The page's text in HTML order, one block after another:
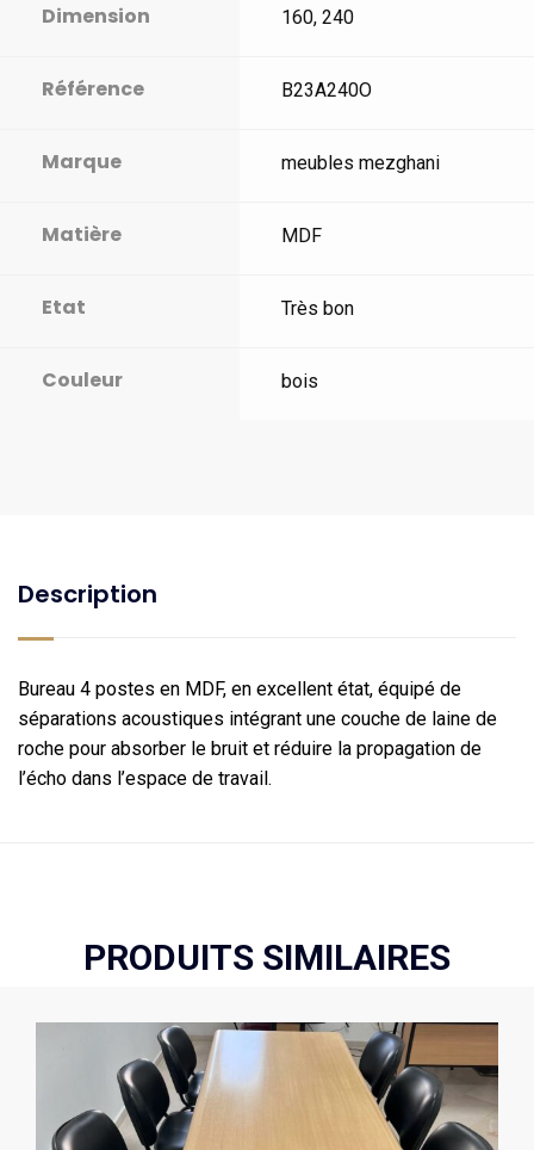
Dimension 160, 240
Référence B23A240O
Marque meubles mezghani
Matière MDF
Etat Très bon
Couleur bois
Description
Bureau 4 postes en MDF, en excellent état, équipé de
séparations acoustiques intégrant une couche de laine de
roche pour absorber le bruit et réduire la propagation de
l’écho dans l’espace de travail.
PRODUITS SIMILAIRES